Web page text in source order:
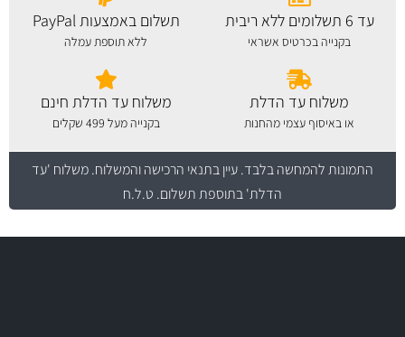
עד 6 תשלומים ללא ריבית
בקנייה בכרטיס אשראי
תשלום באמצעות PayPal
ללא תוספת עמלה
משלוח עד הדלת
או באיסוף עצמי מהחנות
משלוח עד הדלת חינם
בקנייה מעל 499 שקלים
התמונות להמחשה בלבד.עיין בתנאי הרכישה והמשלוח. משלוח 'עד
הדלת' בתוספת תשלום. ט.ל.ח